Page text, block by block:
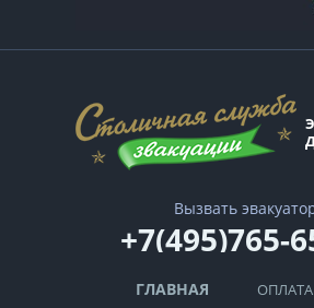
Вызвать
+7(495)765-
ГЛАВНАЯ
ОПЛАТА